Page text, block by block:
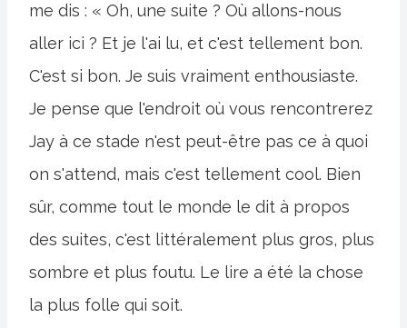
me dis : « Oh, une suite ? Où allons-nous
aller ici ? Et je l'ai lu, et c'est tellement bon.
C'est si bon. Je suis vraiment enthousiaste.
Je pense que l'endroit où vous rencontrerez
Jay à ce stade n'est peut-être pas ce à quoi
on s'attend, mais c'est tellement cool. Bien
sûr, comme tout le monde le dit à propos
des suites, c'est littéralement plus gros, plus
sombre et plus foutu. Le lire a été la chose
la plus folle qui soit.